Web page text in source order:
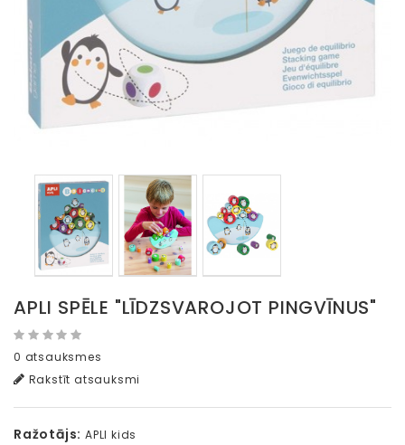
APLI SPĒLE "LĪDZSVAROJOT PINGVĪNUS"
0 atsauksmes
Rakstīt atsauksmi
Ražotājs: APLI kids